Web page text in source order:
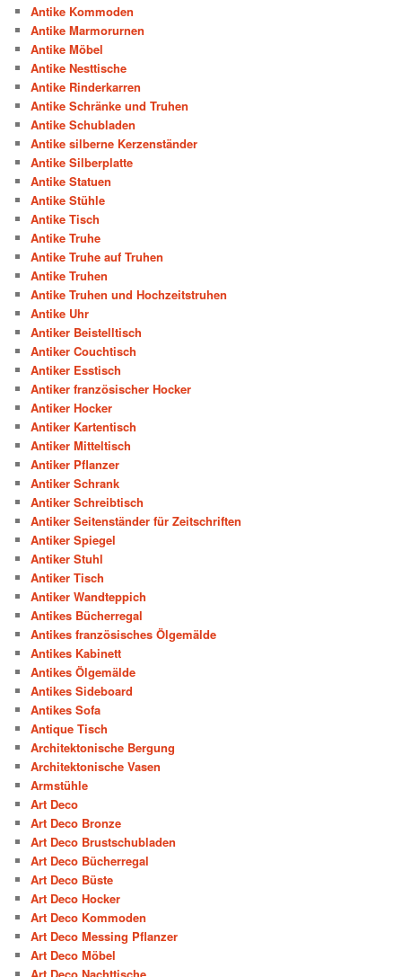
Antike Kommoden
Antike Marmorurnen
Antike Möbel
Antike Nesttische
Antike Rinderkarren
Antike Schränke und Truhen
Antike Schubladen
Antike silberne Kerzenständer
Antike Silberplatte
Antike Statuen
Antike Stühle
Antike Tisch
Antike Truhe
Antike Truhe auf Truhen
Antike Truhen
Antike Truhen und Hochzeitstruhen
Antike Uhr
Antiker Beistelltisch
Antiker Couchtisch
Antiker Esstisch
Antiker französischer Hocker
Antiker Hocker
Antiker Kartentisch
Antiker Mitteltisch
Antiker Pflanzer
Antiker Schrank
Antiker Schreibtisch
Antiker Seitenständer für Zeitschriften
Antiker Spiegel
Antiker Stuhl
Antiker Tisch
Antiker Wandteppich
Antikes Bücherregal
Antikes französisches Ölgemälde
Antikes Kabinett
Antikes Ölgemälde
Antikes Sideboard
Antikes Sofa
Antique Tisch
Architektonische Bergung
Architektonische Vasen
Armstühle
Art Deco
Art Deco Bronze
Art Deco Brustschubladen
Art Deco Bücherregal
Art Deco Büste
Art Deco Hocker
Art Deco Kommoden
Art Deco Messing Pflanzer
Art Deco Möbel